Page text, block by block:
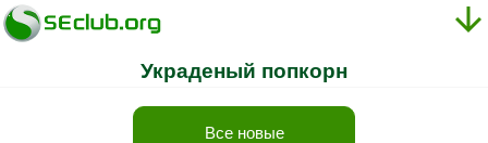
Украденый попкорн
Все новые